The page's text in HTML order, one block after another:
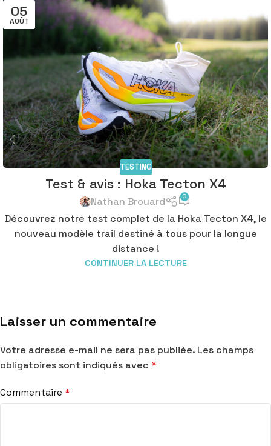
05
AOÛT
TESTING
Test & avis : Hoka Tecton X4
Nathan Brouard 0
Découvrez notre test complet de la Hoka Tecton X4, le
nouveau modèle trail destiné à tous pour la longue
distance !
CONTINUER LA LECTURE
Laisser un commentaire
Votre adresse e-mail ne sera pas publiée. Les champs
obligatoires sont indiqués avec *
Commentaire *